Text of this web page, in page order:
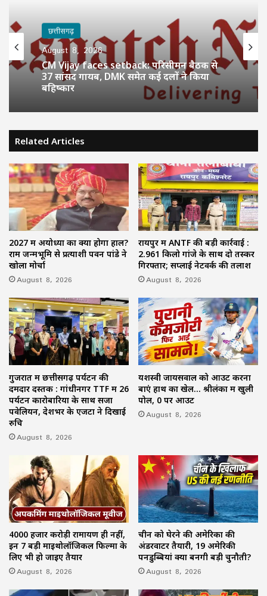
छत्तीसगढ़
August 8, 2026
CM Vijay faces setback: परिसीमन बैठक से
37 सांसद गायब, DMK समेत कई दलों ने किया
बहिष्कार
Related Articles
2027 में अयोध्या का क्या होगा हाल?
राम जन्मभूमि से प्रत्याशी पवन पांडे ने
खोला मोर्चा
August 8, 2026
रायपुर में ANTF की बड़ी कार्रवाई :
2.961 किलो गांजे के साथ दो तस्कर
गिरफ्तार; सप्लाई नेटवर्क की तलाश
August 8, 2026
गुजरात में छत्तीसगढ़ पर्यटन की
दमदार दस्तक : गांधीनगर TTF में 26
पर्यटन कारोबारियों के साथ सजा
पवेलियन, देशभर के एजेंटों ने दिखाई
रुचि
August 8, 2026
यशस्वी जायसवाल को आउट करना
बाएं हाथ का खेल… श्रीलंका में खुली
पोल, 0 पर आउट
August 8, 2026
4000 हजार करोड़ी रामायण ही नहीं,
इन 7 बड़ी माइथोलॉजिकल फिल्मों के
लिए भी हो जाइए तैयार
August 8, 2026
चीन को घेरने की अमेरिका की
अंडरवाटर तैयारी, 19 अमेरिकी
पनडुब्बियां क्यों बनेंगी बड़ी चुनौती?
August 8, 2026